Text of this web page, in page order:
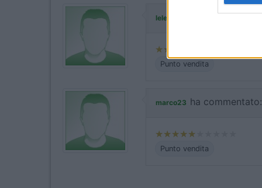
lelega ha commentato:
Punto vendita
marco23 ha commentato:
Punto vendita